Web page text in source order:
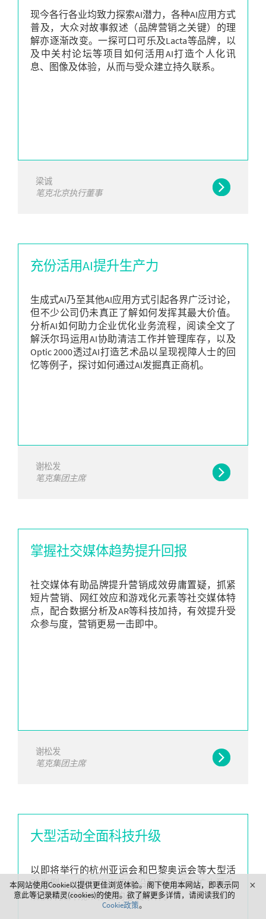
现今各行各业均致力探索AI潜力，各种AI应用方式
普及，大众对故事叙述（品牌营销之关键）的理
解亦逐渐改变。一探可口可乐及Lacta等品牌，以
及中关村论坛等项目如何活用AI打造个人化讯
息、图像及体验，从而与受众建立持久联系。
梁诚
笔克北京执行董事
充份活用AI提升生产力
生成式AI乃至其他AI应用方式引起各界广泛讨论，
但不少公司仍未真正了解如何发挥其最大价值。
分析AI如何助力企业优化业务流程，阅读全文了
解沃尔玛运用AI协助清洁工作并管理库存，以及
Optic 2000透过AI打造艺术品以呈现视障人士的回
忆等例子，探讨如何通过AI发掘真正商机。
谢松发
笔克集团主席
掌握社交媒体趋势提升回报
社交媒体有助品牌提升营销成效毋庸置疑，抓紧
短片营销、网红效应和游戏化元素等社交媒体特
点，配合数据分析及AR等科技加持，有效提升受
众参与度，营销更易一击即中。
谢松发
笔克集团主席
大型活动全面科技升级
以即将举行的杭州亚运会和巴黎奥运会等大型活
动为例，AI及元宇宙等前沿科技已成为扩大受众
规模并提升观众体验的必要条件。
本网站使用Cookie以提供更佳浏览体验。阁下使用本网站，即表示同
意此等记录精灵(cookies)的使用。欲了解更多详情，请阅读我们的
Cookie政策。